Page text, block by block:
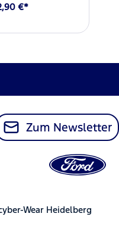
€*
Zum Newsletter
Wear Heidelberg